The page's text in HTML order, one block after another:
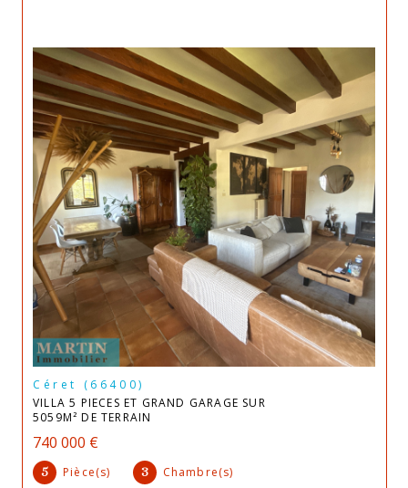
Céret (66400)
VILLA 5 PIECES ET GRAND GARAGE SUR
5059M² DE TERRAIN
740 000 €
5 Pièce(s) 3 Chambre(s)